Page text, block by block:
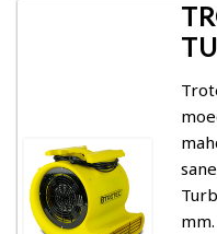
Käytetyt kuivaamot
Kuivaamotarvikkeet
for: